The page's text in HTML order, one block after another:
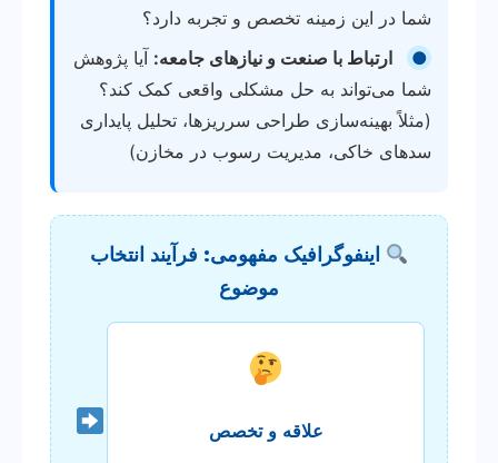
شما در این زمینه تخصص و تجربه دارد؟
●
ارتباط با صنعت و نیازهای جامعه: آیا پژوهش
شما می‌تواند به حل مشکلی واقعی کمک کند؟
(مثلاً بهینه‌سازی طراحی سرریزها، تحلیل پایداری
سدهای خاکی، مدیریت رسوب در مخازن)
اینفوگرافیک مفهومی: فرآیند انتخاب
موضوع
علاقه و تخصص